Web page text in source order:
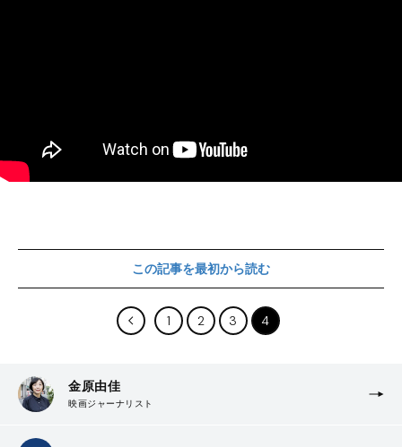
この記事を最初から読む
1 2 3 4
金原由佳
映画ジャーナリスト